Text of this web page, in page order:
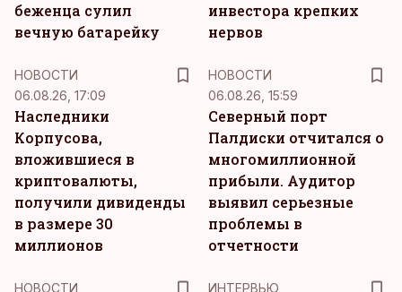
беженца сулил
вечную батарейку
инвестора крепких
нервов
НОВОСТИ
06.08.26, 17:09
Наследники
Корпусова,
вложившиеся в
криптовалюты,
получили дивиденды
в размере 30
миллионов
НОВОСТИ
06.08.26, 15:59
Северный порт
Палдиски отчитался о
многомиллионной
прибыли. Аудитор
выявил серьезные
проблемы в
отчетности
НОВОСТИ
ИНТЕРВЬЮ